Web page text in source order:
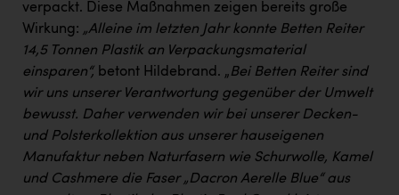
verpackt. Diese Maßnahmen zeigen bereits große
Wirkung: „Alleine im letzten Jahr konnte Betten Reiter
14,5 Tonnen Plastik an Verpackungsmaterial
einsparen“, betont Hildebrand. „Bei Betten Reiter sind
wir uns unserer Verantwortung gegenüber der Umwelt
bewusst. Daher verwenden wir bei unserer Decken-
und Polsterkollektion aus unserer hauseigenen
Manufaktur neben Naturfasern wie Schurwolle, Kamel
und Cashmere die Faser „Dacron Aerelle Blue“ aus